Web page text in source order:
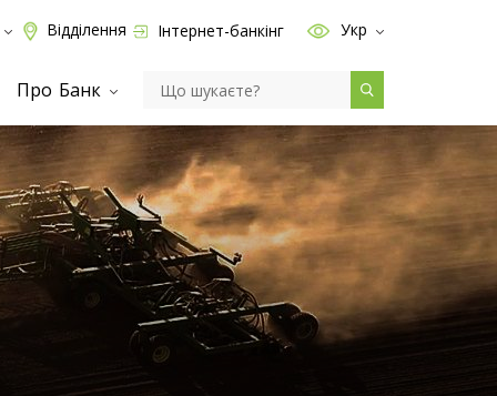
Відділення Інтернет-банкінг Укр
Про Банк